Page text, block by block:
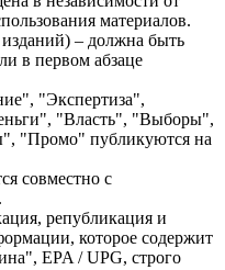
материалов.
– должна быть
в первом абзаце
"Экспертиза",
"Власть", "Выборы",
"Промо" публикуются на
совместно с
републикация и
которое содержит
EPA / UPG, строго